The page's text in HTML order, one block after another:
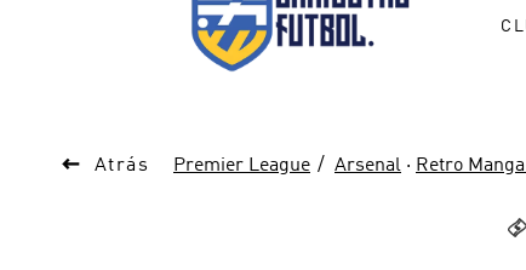
 Atrás Premier League Arsenal · Retro
